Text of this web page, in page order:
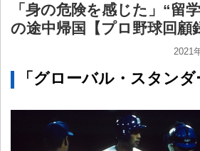
「身の危険を感じた」“留
の途中帰国【プロ野球回顧
2021
「グローバル・スタン